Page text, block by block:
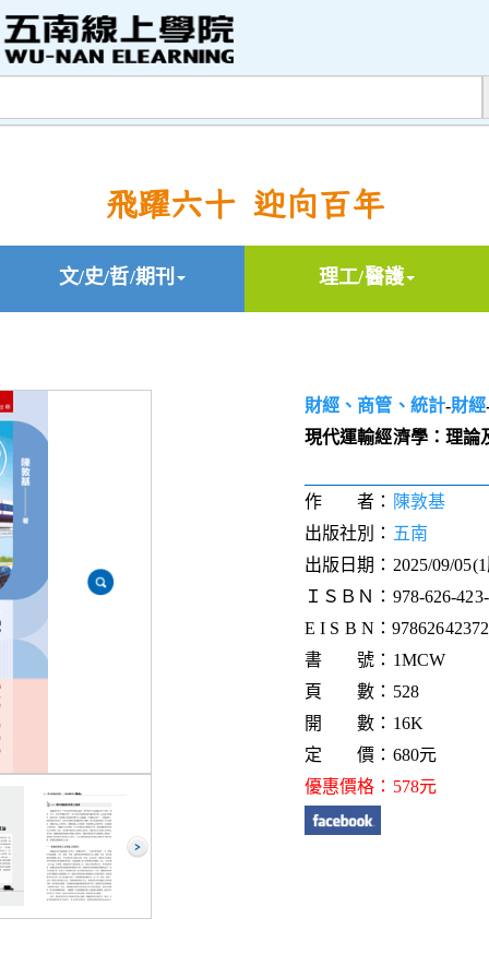
飛躍六十 迎向百年
文/史/哲/期刊 理工/醫護
財經、商管、統計-財經
現代運輸經濟學：理論
作 者： 陳敦基
出版社別： 五南
出版日期：2025/09/
ＩＳＢＮ：978-626-
E I S B N：
書 號：1MCW
頁 數：528
開 數：16K
定 價：680元
優惠價格：578元